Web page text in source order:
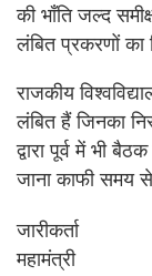
की भाँति जल्द
लंबित प्रकरणों का
राजकीय
लंबित हैं जिनका
द्वारा पूर्व में भी
जाना काफी समय
जारीकर्ता
महामंत्री